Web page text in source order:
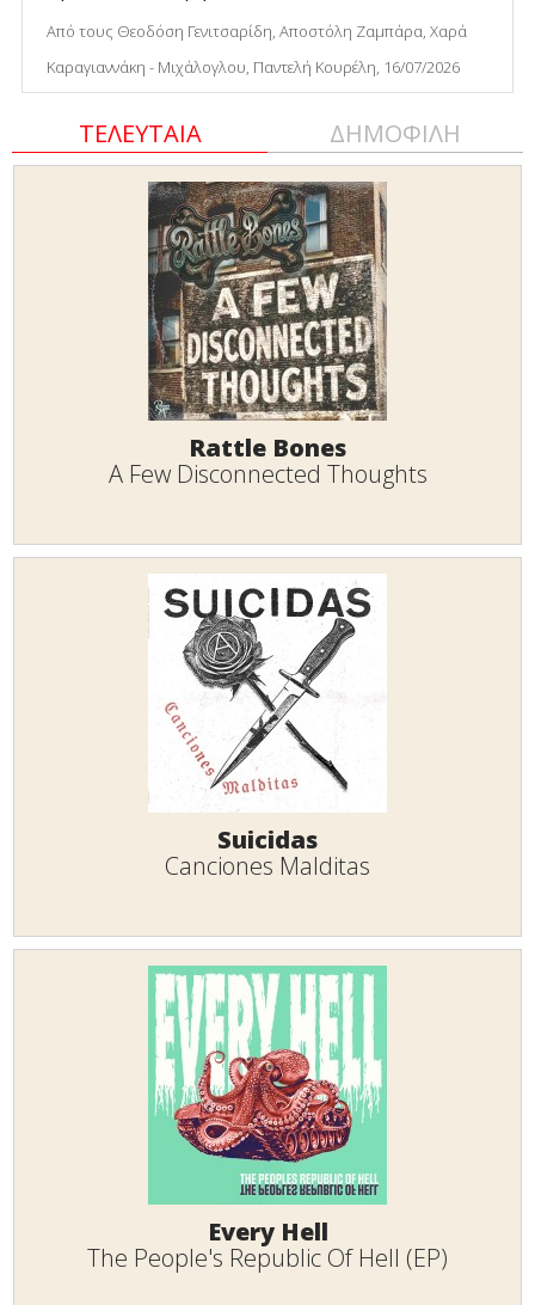
Από τους Θεοδόση Γενιτσαρίδη, Αποστόλη Ζαμπάρα, Χαρά
Καραγιαννάκη - Μιχάλογλου, Παντελή Κουρέλη, 16/07/2026
ΤΕΛΕΥΤΑΙΑ ΔΗΜΟΦΙΛΗ
Rattle Bones
A Few Disconnected Thoughts
Suicidas
Canciones Malditas
Every Hell
The People's Republic Of Hell (EP)